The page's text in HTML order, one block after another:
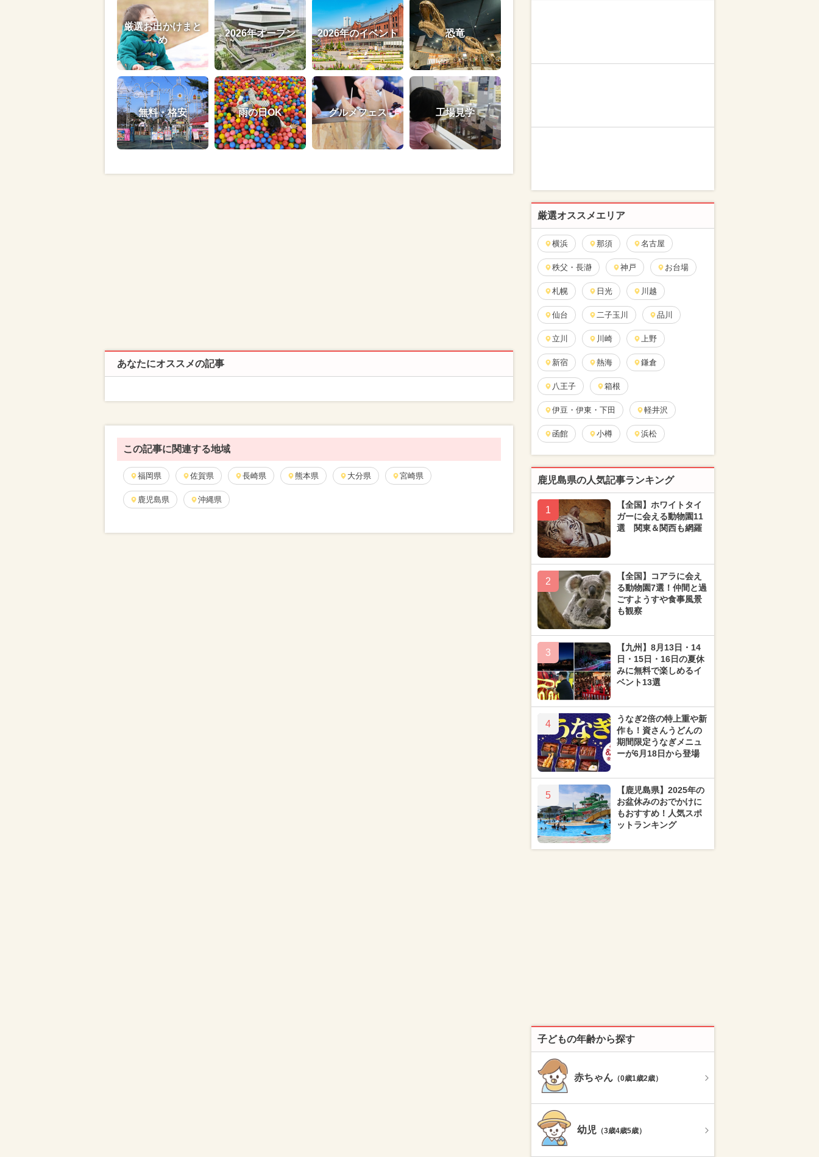
厳選お出かけまと
め
2026年オープン 2026年のイベント 恐竜
無料・格安 雨の日OK グルメフェス 工場見学
あなたにオススメの記事
この記事に関連する地域
福岡県 佐賀県 長崎県 熊本県 大分県 宮崎県
鹿児島県 沖縄県
厳選オススメエリア
横浜 那須 名古屋
秩父・長瀞 神戸 お台場
札幌 日光 川越
仙台 二子玉川 品川
立川 川崎 上野
新宿 熱海 鎌倉
八王子 箱根
伊豆・伊東・下田 軽井沢
函館 小樽 浜松
鹿児島県の人気記事ランキング
1
【全国】ホワイトタイ
ガーに会える動物園11
選 関東＆関西も網羅
2
【全国】コアラに会え
る動物園7選！仲間と過
ごすようすや食事風景
も観察
3
【九州】8月13日・14
日・15日・16日の夏休
みに無料で楽しめるイ
ベント13選
4
うなぎ2倍の特上重や新
作も！資さんうどんの
期間限定うなぎメニュ
ーが6月18日から登場
5
【鹿児島県】2025年の
お盆休みのおでかけに
もおすすめ！人気スポ
ットランキング
子どもの年齢から探す
赤ちゃん （0歳1歳2歳）
幼児 （3歳4歳5歳）